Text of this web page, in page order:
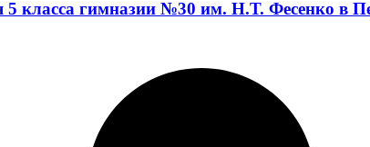
класса гимназии №30 им. Н.Т. Фесенко в